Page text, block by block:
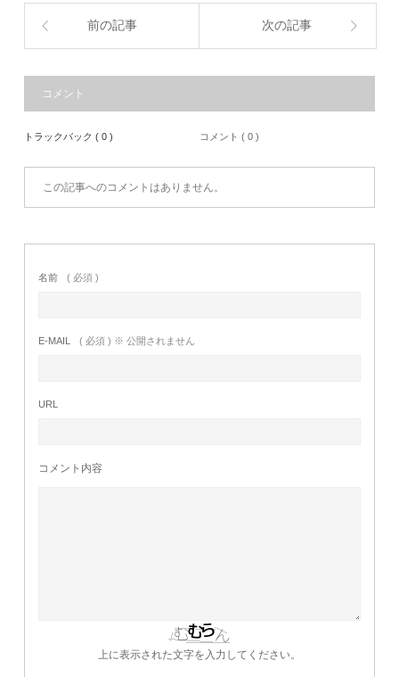
前の記事 次の記事
コメント
トラックバック ( 0 ) コメント ( 0 )
この記事へのコメントはありません。
名前 ( 必須 )
E-MAIL ( 必須 ) ※ 公開されません
URL
コメント内容
上に表示された文字を入力してください。